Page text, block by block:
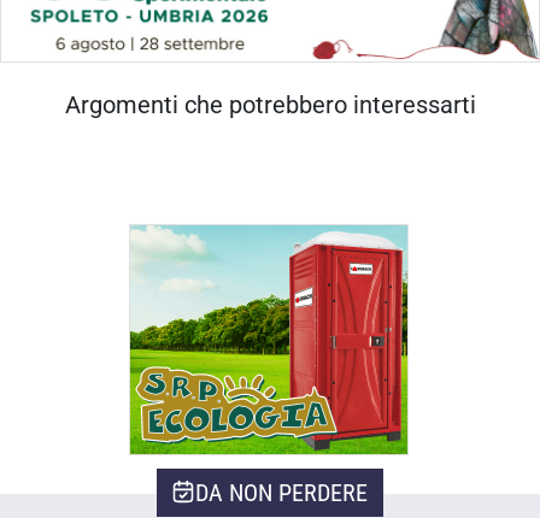
DA NON PERDERE
Argomenti che potrebbero interessarti